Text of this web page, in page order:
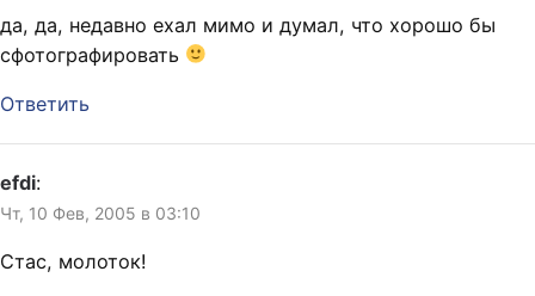
да, да, недавно ехал мимо и думал, что хорошо бы
сфотографировать
Ответить
efdi:
Чт, 10 Фев, 2005 в 03:10
Стас, молоток!